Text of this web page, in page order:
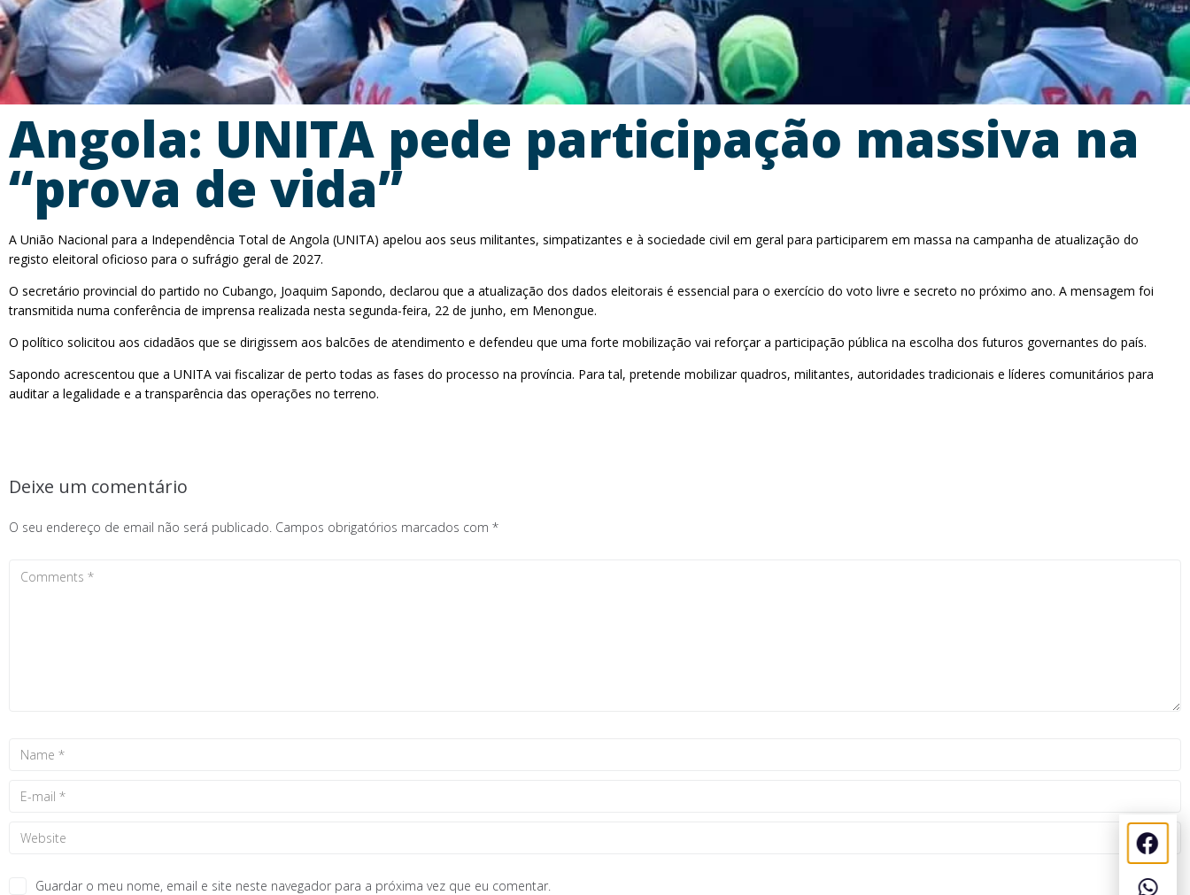
Angola: UNITA pede participação massiva na
“prova de vida”
A União Nacional para a Independência Total de Angola (UNITA) apelou aos seus militantes, simpatizantes e à sociedade civil em geral para participarem em massa na campanha de atualização do
registo eleitoral oficioso para o sufrágio geral de 2027.
O secretário provincial do partido no Cubango, Joaquim Sapondo, declarou que a atualização dos dados eleitorais é essencial para o exercício do voto livre e secreto no próximo ano. A mensagem foi
transmitida numa conferência de imprensa realizada nesta segunda-feira, 22 de junho, em Menongue.
O político solicitou aos cidadãos que se dirigissem aos balcões de atendimento e defendeu que uma forte mobilização vai reforçar a participação pública na escolha dos futuros governantes do país.
Sapondo acrescentou que a UNITA vai fiscalizar de perto todas as fases do processo na província. Para tal, pretende mobilizar quadros, militantes, autoridades tradicionais e líderes comunitários para
auditar a legalidade e a transparência das operações no terreno.
Deixe um comentário
O seu endereço de email não será publicado. Campos obrigatórios marcados com *
Guardar o meu nome, email e site neste navegador para a próxima vez que eu comentar.